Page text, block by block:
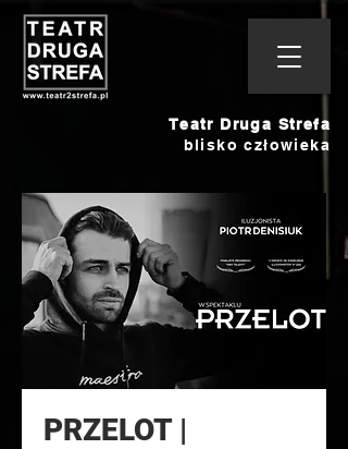
Teatr Druga Strefa
blisko człowieka
PRZELOT |